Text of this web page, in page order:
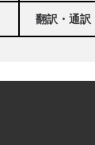
翻訳・通訳